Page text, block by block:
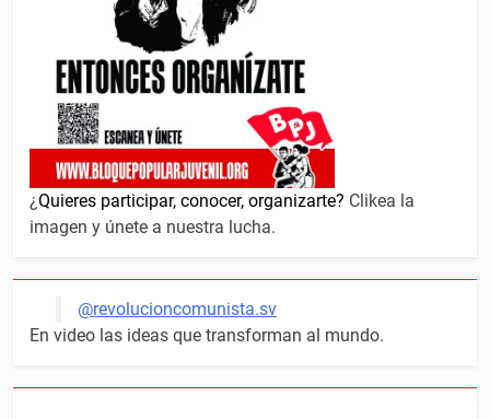
¿Quieres participar, conocer, organizarte? Clikea la
imagen y únete a nuestra lucha.
@revolucioncomunista.sv
En video las ideas que transforman al mundo.